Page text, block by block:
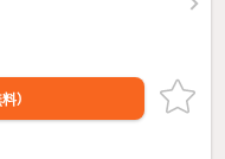
）